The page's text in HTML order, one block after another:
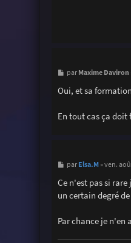
M
s
s
e
par Maxime Daviron
Oui, et sa
En tout cas ça
M
s
s
a
par Elsa.M»ven.
Ce n'est pas si
un certain degré
Par chance je n'en